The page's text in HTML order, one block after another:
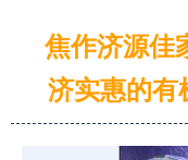
焦作济源佳
济实惠的有